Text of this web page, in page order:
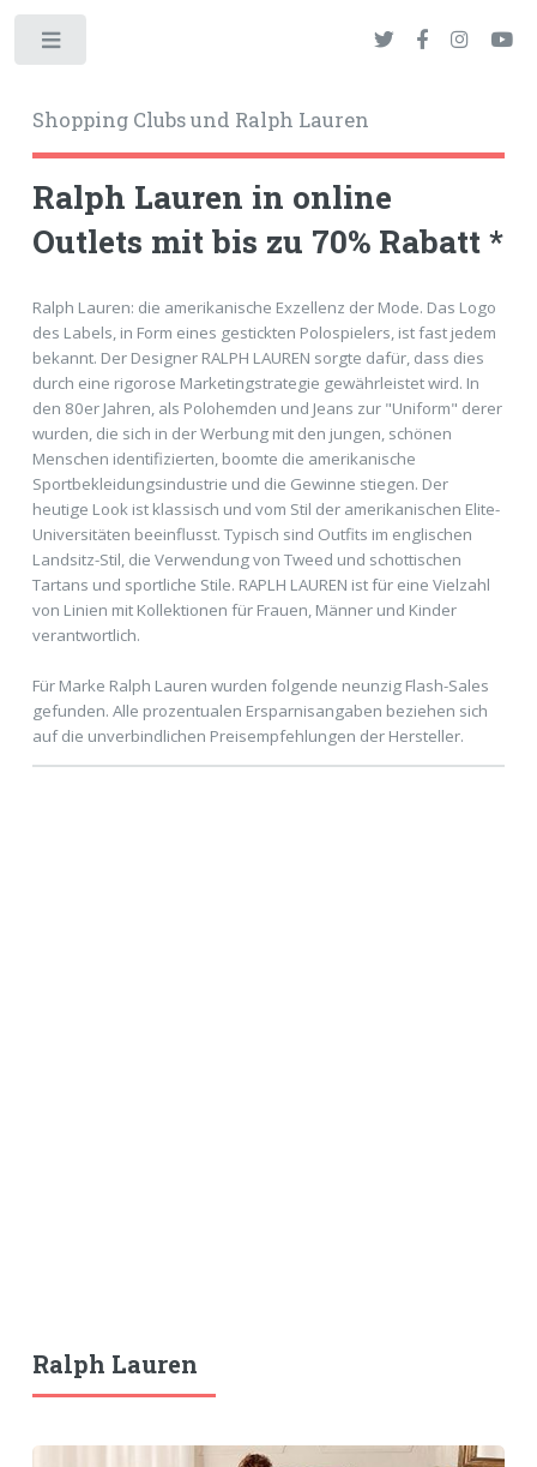
Shopping Clubs und Ralph Lauren
Ralph Lauren in online
Outlets mit bis zu 70% Rabatt *
Ralph Lauren: die amerikanische Exzellenz der Mode. Das Logo
des Labels, in Form eines gestickten Polospielers, ist fast jedem
bekannt. Der Designer RALPH LAUREN sorgte dafür, dass dies
durch eine rigorose Marketingstrategie gewährleistet wird. In
den 80er Jahren, als Polohemden und Jeans zur "Uniform" derer
wurden, die sich in der Werbung mit den jungen, schönen
Menschen identifizierten, boomte die amerikanische
Sportbekleidungsindustrie und die Gewinne stiegen. Der
heutige Look ist klassisch und vom Stil der amerikanischen Elite-
Universitäten beeinflusst. Typisch sind Outfits im englischen
Landsitz-Stil, die Verwendung von Tweed und schottischen
Tartans und sportliche Stile. RAPLH LAUREN ist für eine Vielzahl
von Linien mit Kollektionen für Frauen, Männer und Kinder
verantwortlich.
Für Marke Ralph Lauren wurden folgende neunzig Flash-Sales
gefunden. Alle prozentualen Ersparnisangaben beziehen sich
auf die unverbindlichen Preisempfehlungen der Hersteller.
Ralph Lauren